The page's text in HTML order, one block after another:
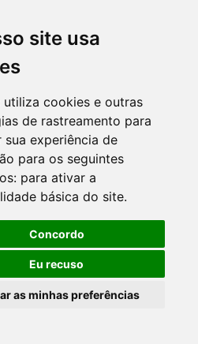
site usa
utiliza cookies e outras
de rastreamento para
sua experiência de
para os seguintes
para ativar a
básica do site.
Concordo
Eu recuso
as minhas preferências